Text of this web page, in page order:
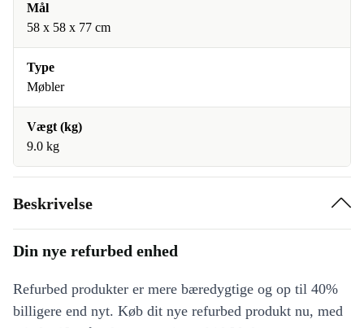
Mål
58 x 58 x 77 cm
Type
Møbler
Vægt (kg)
9.0 kg
Beskrivelse
Din nye refurbed enhed
Refurbed produkter er mere bæredygtige og op til 40%
billigere end nyt. Køb dit nye refurbed produkt nu, med